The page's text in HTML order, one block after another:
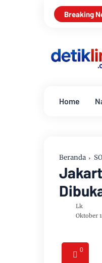
Breaking
MK Kabulkan
Home
Beranda
Lk
Oktober
0